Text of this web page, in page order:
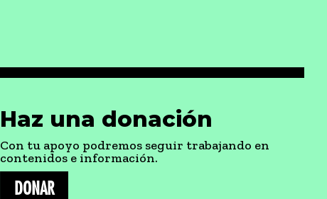
Haz una donación
Con tu apoyo podremos seguir trabajando en
contenidos e información.
DONAR